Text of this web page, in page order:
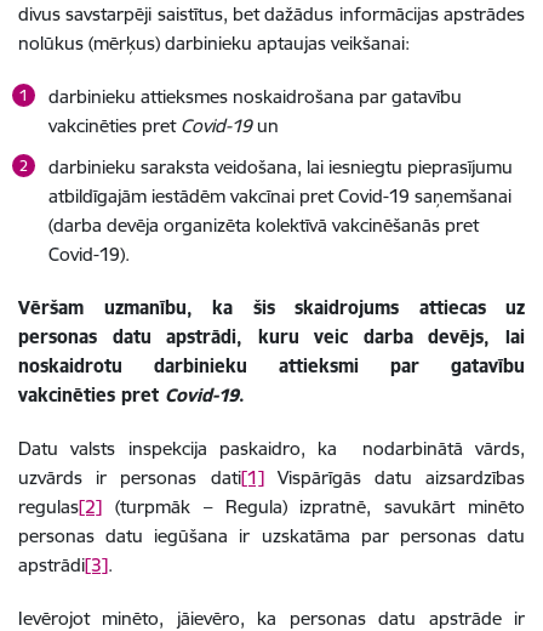
divus savstarpēji saistītus, bet dažādus informācijas apstrādes
nolūkus (mērķus) darbinieku aptaujas veikšanai:
darbinieku attieksmes noskaidrošana par gatavību
vakcinēties pret Covid-19un
darbinieku saraksta veidošana, lai iesniegtu pieprasījumu
atbildīgajām iestādēm vakcīnai pret Covid-19 saņemšanai
(darba devēja organizēta kolektīvā vakcinēšanās pret
Covid-19).
Vēršam uzmanību, ka šis skaidrojums attiecas uz
personas datu apstrādi, kuru veic darba devējs, lai
noskaidrotu darbinieku attieksmi par gatavību
vakcinēties pret Covid-19.
Datu valsts inspekcija paskaidro, ka
nodarbinātā vārds,
uzvārds ir personas dati[1]
Vispārīgās datu aizsardzības
regulas[2] (turpmāk – Regula)izpratnē, savukārt minēto
personas datu iegūšana ir uzskatāma par personas datu
apstrādi[3].
Ievērojot minēto, jāievēro, ka personas datu apstrāde ir